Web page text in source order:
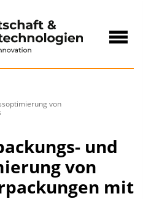
von
und
von
mit